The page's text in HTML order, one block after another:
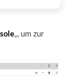
„, um zur